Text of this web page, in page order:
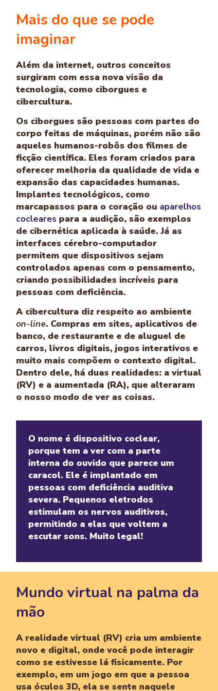
Mais do que se pode
imaginar
Além da internet, outros conceitos
surgiram com essa nova visão da
tecnologia, como ciborgues e
cibercultura.
Os ciborgues são pessoas com partes do
corpo feitas de máquinas, porém não são
aqueles humanos-robôs dos filmes de
ficção científica. Eles foram criados para
oferecer melhoria da qualidade de vida e
expansão das capacidades humanas.
Implantes tecnológicos, como
marcapassos para o coração ou aparelhos
cocleares para a audição, são exemplos
de cibernética aplicada à saúde. Já as
interfaces cérebro-computador
permitem que dispositivos sejam
controlados apenas com o pensamento,
criando possibilidades incríveis para
pessoas com deficiência.
A cibercultura diz respeito ao ambiente
on-line. Compras em sites, aplicativos de
banco, de restaurante e de aluguel de
carros, livros digitais, jogos interativos e
muito mais compõem o contexto digital.
Dentro dele, há duas realidades: a virtual
(RV) e a aumentada (RA), que alteraram
o nosso modo de ver as coisas.
O nome é dispositivo coclear,
porque tem a ver com a parte
interna do ouvido que parece um
caracol. Ele é implantado em
pessoas com deficiência auditiva
severa. Pequenos eletrodos
estimulam os nervos auditivos,
permitindo a elas que voltem a
escutar sons. Muito legal!
Mundo virtual na palma da
mão
A realidade virtual (RV) cria um ambiente
novo e digital, onde você pode interagir
como se estivesse lá fisicamente. Por
exemplo, em um jogo em que a pessoa
usa óculos 3D, ela se sente naquele